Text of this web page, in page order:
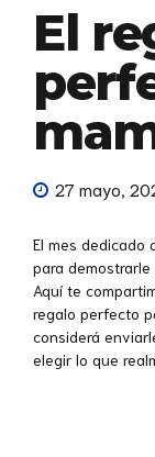
El
27 mayo,
El mes dedicado
para
Aquí te
regalo perfecto
considerá
elegir lo que